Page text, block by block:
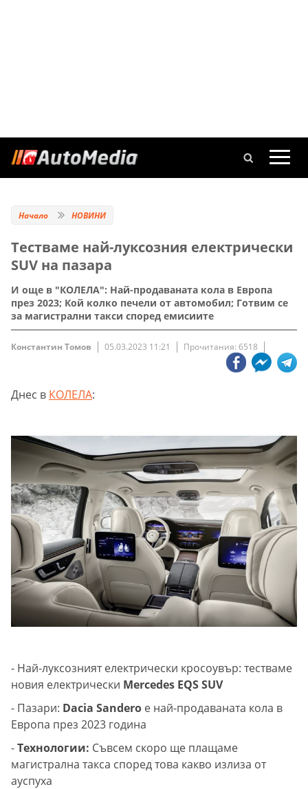
Начало НОВИНИ
Тестваме най-луксозния електрически
SUV на пазара
И още в "КОЛЕЛА": Най-продаваната кола в Европа
през 2023; Кой колко печели от автомобил; Готвим се
за магистрални такси според емисиите
Константин Томов 05.03.2023 11:21 Прочитания: 6518
Днес в КОЛЕЛА:
- Най-луксозният електрически кросоувър: тестваме
новия електрически Mercedes EQS SUV
- Пазари: Dacia Sandero е най-продаваната кола в
Европа през 2023 година
-Технологии: Съвсем скоро ще плащаме
магистрална такса според това какво излиза от
ауспуха